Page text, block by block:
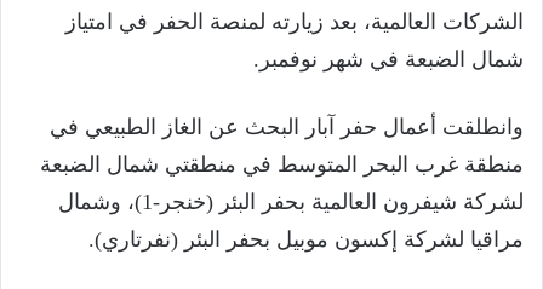
الشركات العالمية، بعد زيارته لمنصة الحفر في امتياز
شمال الضبعة في شهر نوفمبر.
وانطلقت أعمال حفر آبار البحث عن الغاز الطبيعي في
منطقة غرب البحر المتوسط في منطقتي شمال الضبعة
لشركة شيفرون العالمية بحفر البئر (خنجر-1)، وشمال
مراقيا لشركة إكسون موبيل بحفر البئر (نفرتاري).